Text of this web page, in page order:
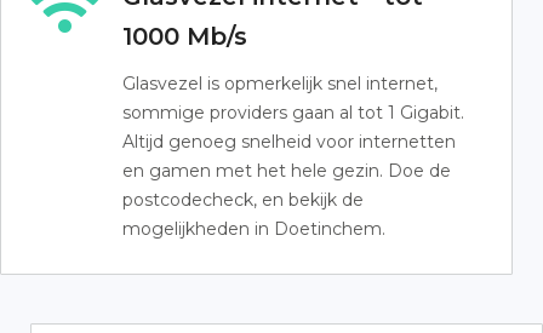
1000 Mb/s
Glasvezel is opmerkelijk snel internet,
sommige providers gaan al tot 1 Gigabit.
Altijd genoeg snelheid voor internetten
en gamen met het hele gezin. Doe de
postcodecheck, en bekijk de
mogelijkheden in Doetinchem.